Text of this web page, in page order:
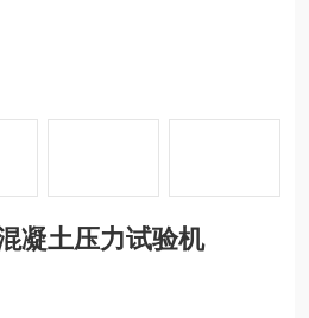
凝土压力试验机